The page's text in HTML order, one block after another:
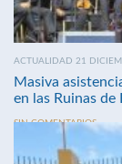
ACTUALIDAD 21
Masiva
en las Ruinas de
SIN COMENTARIOS